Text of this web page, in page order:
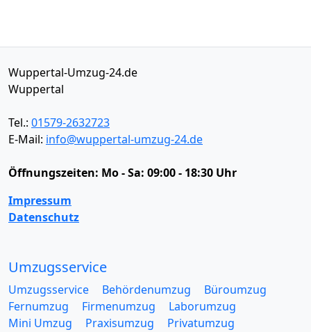
Wuppertal-Umzug-24.de
Wuppertal
Tel.: 01579-2632723
E-Mail: info@wuppertal-umzug-24.de
Öffnungszeiten: Mo - Sa: 09:00 - 18:30 Uhr
Impressum
Datenschutz
Umzugsservice
Umzugsservice Behördenumzug
Büroumzug
Fernumzug
Firmenumzug
Laborumzug
Mini Umzug
Praxisumzug
Privatumzug